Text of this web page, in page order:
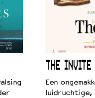
THE INVITE
Een
luidruchtige,